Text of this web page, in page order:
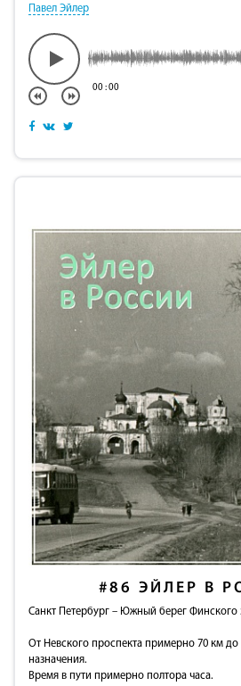
Павел Эйлер
00:00
#86 ЭЙЛЕР В
Санкт Петербург – Южный берег Финского
От Невского проспекта примерно 70 км до
назначения.
Время в пути примерно полтора часа.